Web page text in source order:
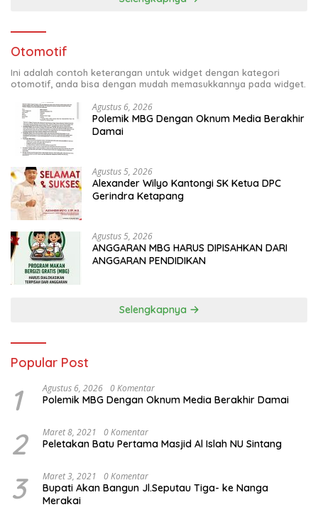
Otomotif
Ini adalah contoh keterangan untuk widget dengan kategori
otomotif, anda bisa dengan mudah memasukkannya pada widget.
Agustus 6, 2026
Polemik MBG Dengan Oknum Media Berakhir
Damai
Agustus 5, 2026
Alexander Wilyo Kantongi SK Ketua DPC
Gerindra Ketapang
Agustus 5, 2026
ANGGARAN MBG HARUS DIPISAHKAN DARI
ANGGARAN PENDIDIKAN
Selengkapnya
Popular Post
1 Agustus 6, 2026 0 Komentar
Polemik MBG Dengan Oknum Media Berakhir Damai
2 Maret 8, 2021 0 Komentar
Peletakan Batu Pertama Masjid Al Islah NU Sintang
3 Maret 3, 2021 0 Komentar
Bupati Akan Bangun Jl.Seputau Tiga- ke Nanga
Merakai